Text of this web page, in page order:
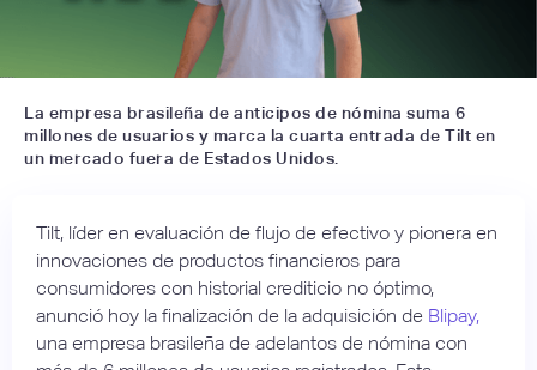
La empresa brasileña de anticipos de nómina suma 6
millones de usuarios y marca la cuarta entrada de Tilt en
un mercado fuera de Estados Unidos.
Tilt, líder en evaluación de flujo de efectivo y pionera en
innovaciones de productos financieros para
consumidores con historial crediticio no óptimo,
anunció hoy la finalización de la adquisición de Blipay,
una empresa brasileña de adelantos de nómina con